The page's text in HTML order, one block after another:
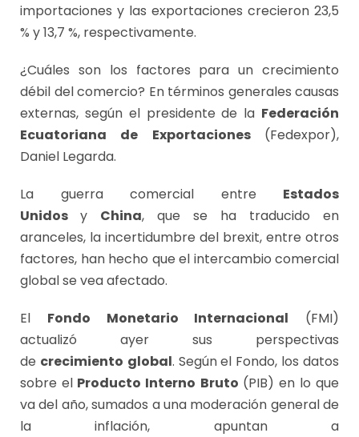
importaciones y las exportaciones crecieron 23,5
% y 13,7 %, respectivamente.
¿Cuáles son los factores para un crecimiento
débil del comercio? En términos generales causas
externas, según el presidente de la Federación
Ecuatoriana de Exportaciones (Fedexpor),
Daniel Legarda.
La guerra comercial entre Estados
Unidos y China, que se ha traducido en
aranceles, la incertidumbre del brexit, entre otros
factores, han hecho que el intercambio comercial
global se vea afectado.
El Fondo Monetario Internacional (FMI)
actualizó ayer sus perspectivas
de crecimiento global. Según el Fondo, los datos
sobre el Producto Interno Bruto (PIB) en lo que
va del año, sumados a una moderación general de
la inflación, apuntan a